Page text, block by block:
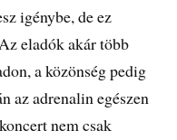
igénybe, de ez
eladók akár több
a közönség pedig
az adrenalin egészen
nem csak